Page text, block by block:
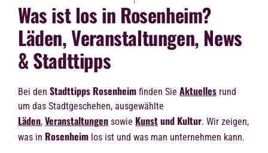
Was ist los in Rosenheim?
Läden, Veranstaltungen, News
& Stadttipps
Bei den Stadttipps Rosenheim finden Sie Aktuelles rund
um das Stadtgeschehen, ausgewählte
Läden, Veranstaltungen sowie Kunstund Kultur. Wir zeigen,
was in Rosenheim los ist und was man unternehmen kann.